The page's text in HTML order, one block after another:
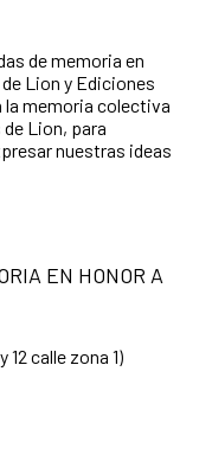
de memoria en
Lion y Ediciones
la memoria colectiva
Lion, para
nuestras ideas
EN HONOR A
12 calle zona 1)